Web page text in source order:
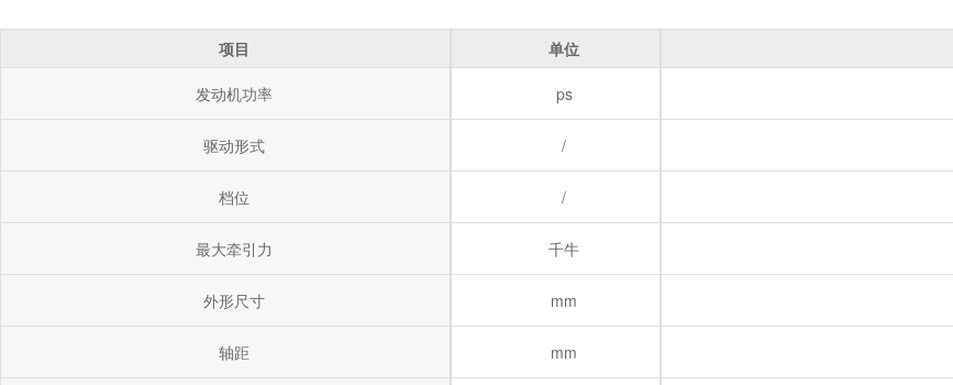
项目
发动机功率
驱动形式
档位
最大牵引力
外形尺寸
轴距
单位
ps
/
/
千牛
mm
mm